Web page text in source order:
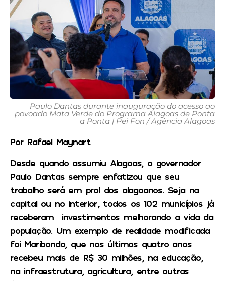
Paulo Dantas durante inauguração do acesso ao
povoado Mata Verde do Programa Alagoas de Ponta
a Ponta | Pei Fon / Agência Alagoas
Por Rafael Maynart
Desde quando assumiu Alagoas, o governador
Paulo Dantas sempre enfatizou que seu
trabalho será em prol dos alagoanos. Seja na
capital ou no interior, todos os 102 municípios já
receberam investimentos melhorando a vida da
população. Um exemplo de realidade modificada
foi Maribondo, que nos últimos quatro anos
recebeu mais de R$ 30 milhões, na educação,
na infraestrutura, agricultura, entre outras